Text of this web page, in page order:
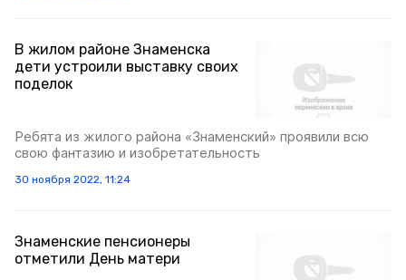
В жилом районе Знаменска
дети устроили выставку своих
поделок
Ребята из жилого района «Знаменский» проявили всю
свою фантазию и изобретательность
30 ноября 2022, 11:24
Знаменские пенсионеры
отметили День матери